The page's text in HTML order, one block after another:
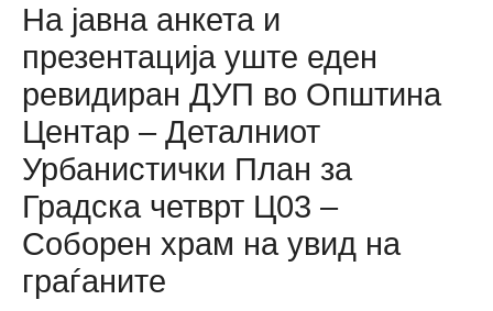
На јавна анкета и
презентација уште еден
ревидиран ДУП во Општина
Центар – Деталниот
Урбанистички План за
Градска четврт Ц03 –
Соборен храм на увид на
граѓаните